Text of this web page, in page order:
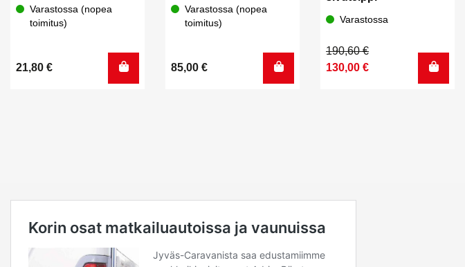
Varastossa (nopea
toimitus)
21,80 €
Varastossa (nopea
toimitus)
85,00 €
Varastossa
190,60€
Alkuperäinen
hinta
130,00 €
Nykyinen
hinta